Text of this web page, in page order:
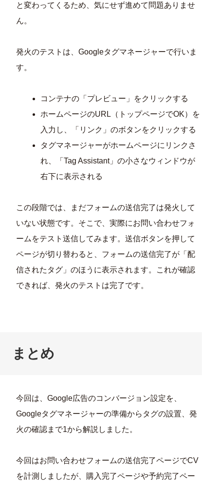
と変わってくるため、気にせず進めて問題ありませ
ん。
発火のテストは、Googleタグマネージャーで行いま
す。
コンテナの「プレビュー」をクリックする
ホームページのURL（トップページでOK）を
入力し、「リンク」のボタンをクリックする
タグマネージャーがホームページにリンクさ
れ、「Tag Assistant」の小さなウィンドウが
右下に表示される
この段階では、まだフォームの送信完了は発火して
いない状態です。そこで、実際にお問い合わせフォ
ームをテスト送信してみます。送信ボタンを押して
ページが切り替わると、フォームの送信完了が「配
信されたタグ」のほうに表示されます。これが確認
できれば、発火のテストは完了です。
まとめ
今回は、Google広告のコンバージョン設定を、
Googleタグマネージャーの準備からタグの設置、発
火の確認まで1から解説しました。
今回はお問い合わせフォームの送信完了ページでCV
を計測しましたが、購入完了ページや予約完了ペー